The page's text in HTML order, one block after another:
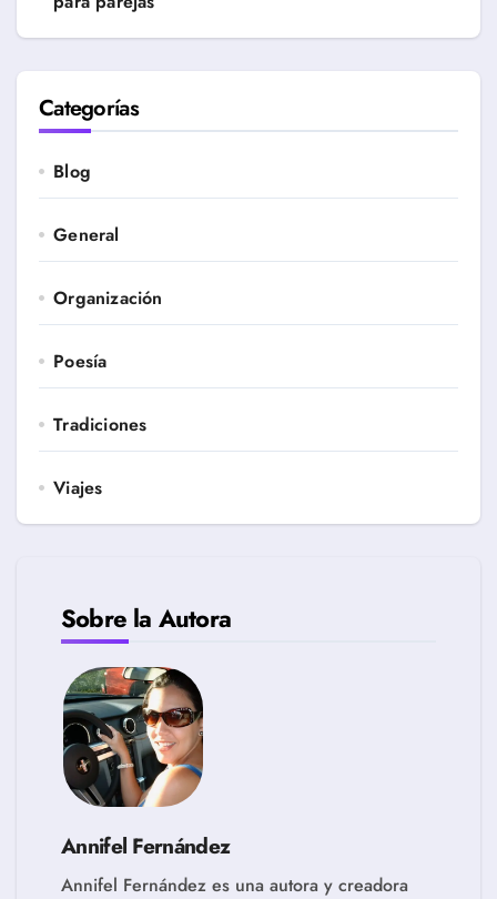
Categorías
Blog
General
Organización
Poesía
Tradiciones
Viajes
Sobre la Autora
Annifel Fernández
Annifel Fernández es una autora y creadora